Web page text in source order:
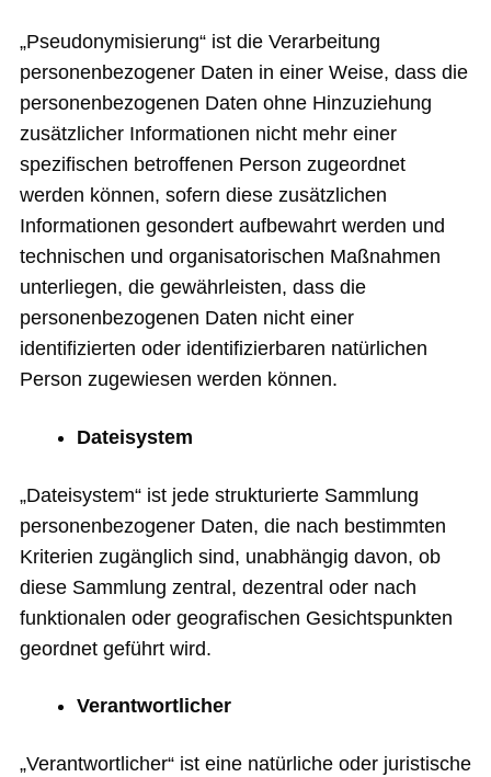
„Pseudonymisierung“ ist die Verarbeitung
personenbezogener Daten in einer Weise, dass die
personenbezogenen Daten ohne Hinzuziehung
zusätzlicher Informationen nicht mehr einer
spezifischen betroffenen Person zugeordnet
werden können, sofern diese zusätzlichen
Informationen gesondert aufbewahrt werden und
technischen und organisatorischen Maßnahmen
unterliegen, die gewährleisten, dass die
personenbezogenen Daten nicht einer
identifizierten oder identifizierbaren natürlichen
Person zugewiesen werden können.
Dateisystem
„Dateisystem“ ist jede strukturierte Sammlung
personenbezogener Daten, die nach bestimmten
Kriterien zugänglich sind, unabhängig davon, ob
diese Sammlung zentral, dezentral oder nach
funktionalen oder geografischen Gesichtspunkten
geordnet geführt wird.
Verantwortlicher
„Verantwortlicher“ ist eine natürliche oder juristische